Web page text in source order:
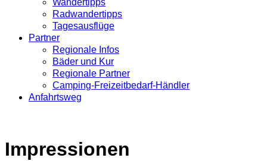
Radwandertipps
Tagesausflüge
Partner
Regionale Infos
Bäder und Kur
Regionale Partner
Camping-Freizeitbedarf-Händler
Anfahrtsweg
Impressionen